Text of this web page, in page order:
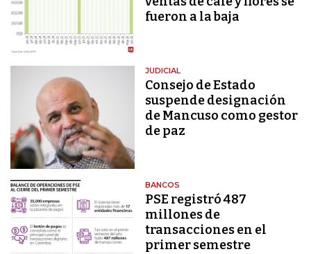
fueron a la baja
JUDICIAL
Consejo de Estado
suspende designación
de Mancuso como gestor
de paz
BANCOS
PSE registró 487
millones de
transacciones en el
primer semestre